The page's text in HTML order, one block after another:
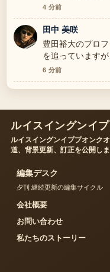
分かりやすいで
4 分前
田中 美咲
豊田裕大のプロ
を追っています
ます。
6 分前
ルイスイングンイ
ルイスイングンイププオンク
道、背景更新、訂正を公開しま
編集デスク
夕刊 継続更新の編集サイクル
会社概要
お問い合わせ
私たちのストーリー